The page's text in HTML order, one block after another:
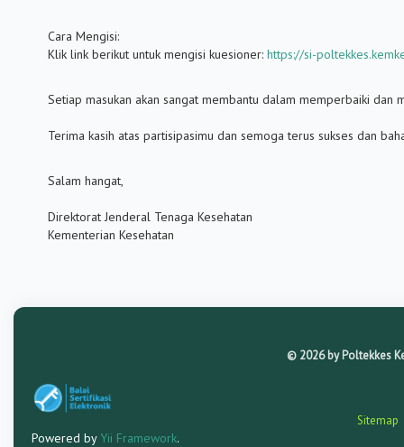
Cara Mengisi:
Klik link berikut untuk mengisi kuesioner: https://si-
Setiap masukan akan sangat membantu dalam memperbaiki
Terima kasih atas partisipasimu dan semoga terus sukses dan
Salam hangat,
Direktorat Jenderal Tenaga Kesehatan
Kementerian Kesehatan
© 2026 by Poltekkes
Sitemap
Powered by Yii Framework.